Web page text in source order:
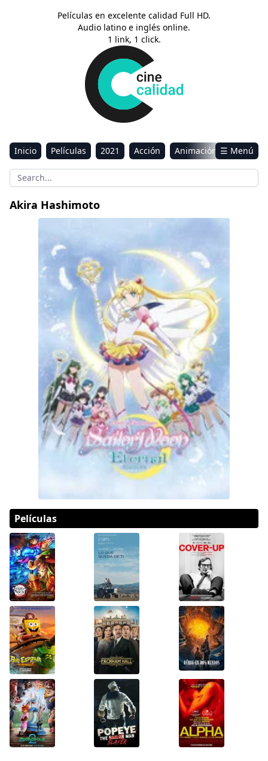
Películas en excelente calidad Full HD.
Audio latino e inglés online.
1 link, 1 click.
Inicio Películas 2021 Acción
Animación
Aventura
Ciencia ficción Comedia
Drama
Sci-Fi & Fantasy
☰ Menú
Akira Hashimoto
Películas